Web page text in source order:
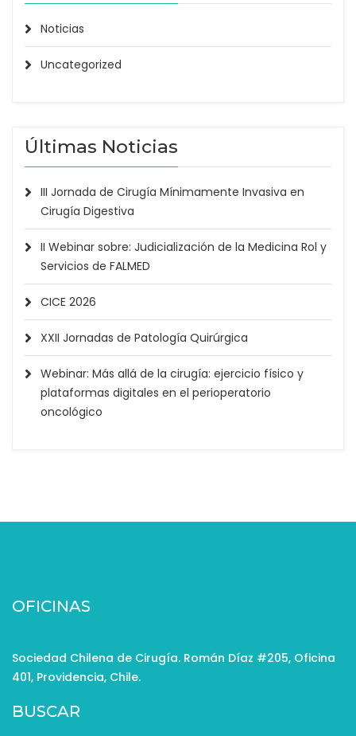
Noticias
Uncategorized
Últimas Noticias
III Jornada de Cirugía Mínimamente Invasiva en
Cirugía Digestiva
II Webinar sobre: Judicialización de la Medicina Rol y
Servicios de FALMED
CICE 2026
XXII Jornadas de Patología Quirúrgica
Webinar: Más allá de la cirugía: ejercicio físico y
plataformas digitales en el perioperatorio
oncológico
OFICINAS
Sociedad Chilena de Cirugía. Román Díaz #205, Oficina
401, Providencia, Chile.
BUSCAR